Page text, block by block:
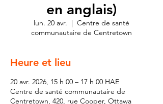
en anglais)
lun. 20 avr.
  |
Centre de santé
communautaire de Centretown
Heure et lieu
20 avr. 2026, 15 h 00 – 17 h 00 HAE
Centre de santé communautaire de
Centretown, 420, rue Cooper, Ottawa